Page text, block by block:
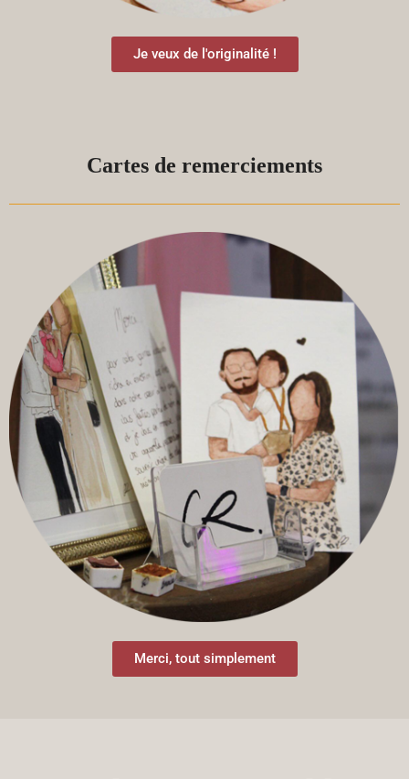
Je veux de l'originalité !
Cartes de remerciements
Merci, tout simplement